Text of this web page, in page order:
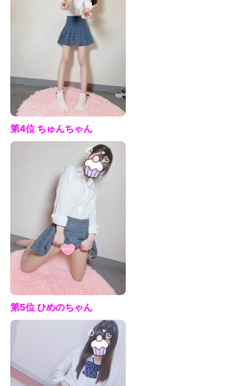
第4位 ちゅんちゃん
第5位 ひめのちゃん